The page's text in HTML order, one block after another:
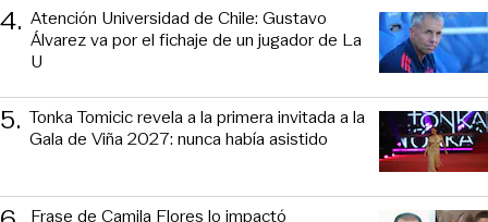
4. Atención Universidad de Chile: Gustavo
Álvarez va por el fichaje de un jugador de La
U
5. Tonka Tomicic revela a la primera invitada a la
Gala de Viña 2027: nunca había asistido
Frase de Camila Flores lo impactó